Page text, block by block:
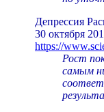
Депрессия
30 октября
https://
Рост
самым